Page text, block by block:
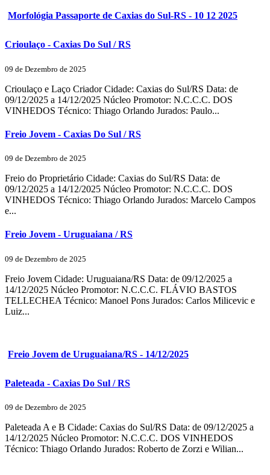
Morfológia Passaporte de Caxias do Sul-RS - 10 12 2025
Crioulaço - Caxias Do Sul / RS
09 de Dezembro de 2025
Crioulaço e Laço Criador Cidade: Caxias do Sul/RS Data: de
09/12/2025 a 14/12/2025 Núcleo Promotor: N.C.C.C. DOS
VINHEDOS Técnico: Thiago Orlando Jurados: Paulo...
Freio Jovem - Caxias Do Sul / RS
09 de Dezembro de 2025
Freio do Proprietário Cidade: Caxias do Sul/RS Data: de
09/12/2025 a 14/12/2025 Núcleo Promotor: N.C.C.C. DOS
VINHEDOS Técnico: Thiago Orlando Jurados: Marcelo Campos
e...
Freio Jovem - Uruguaiana / RS
09 de Dezembro de 2025
Freio Jovem Cidade: Uruguaiana/RS Data: de 09/12/2025 a
14/12/2025 Núcleo Promotor: N.C.C.C. FLÁVIO BASTOS
TELLECHEA Técnico: Manoel Pons Jurados: Carlos Milicevic e
Luiz...
Freio Jovem de Uruguaiana/RS - 14/12/2025
Paleteada - Caxias Do Sul / RS
09 de Dezembro de 2025
Paleteada A e B Cidade: Caxias do Sul/RS Data: de 09/12/2025 a
14/12/2025 Núcleo Promotor: N.C.C.C. DOS VINHEDOS
Técnico: Thiago Orlando Jurados: Roberto de Zorzi e Wilian...